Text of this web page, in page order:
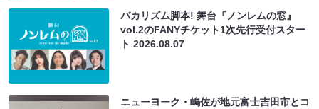
バカリズム脚本! 舞台『ノンレムの窓』
vol.2のFANYチケット1次先行受付スター
ト2026.08.07
ニューヨーク・嶋佐が地元富士吉田市とコ